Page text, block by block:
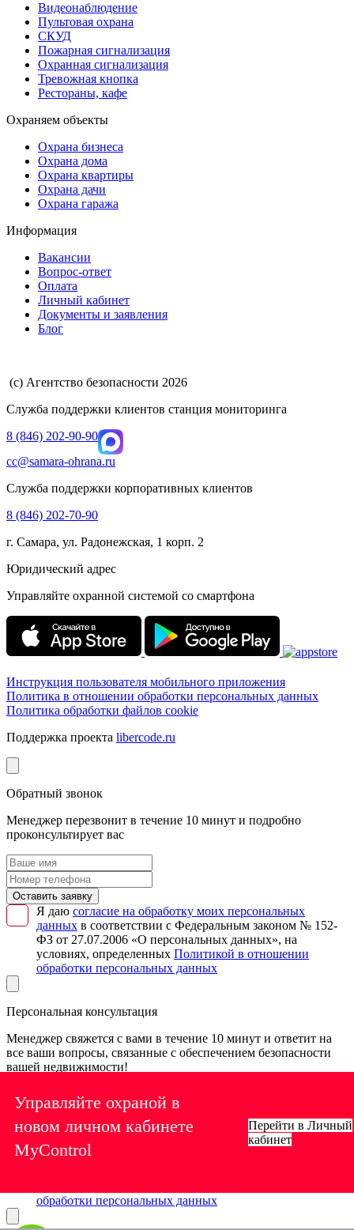
Видеонаблюдение
Пультовая охрана
СКУД
Пожарная сигнализация
Охранная сигнализация
Тревожная кнопка
Рестораны, кафе
Охраняем объекты
Охрана бизнеса
Охрана дома
Охрана квартиры
Охрана дачи
Охрана гаража
Информация
Вакансии
Вопрос-ответ
Оплата
Личный кабинет
Документы и заявления
Блог
(с) Агентство безопасности 2026
Служба поддержки клиентов станция мониторинга
8 (846) 202-90-90
cc@samara-ohrana.ru
Служба поддержки корпоративных клиентов
8 (846) 202-70-90
г. Самара, ул. Радонежская, 1 корп. 2
Юридический адрес
Управляйте охранной системой со смартфона
Инструкция пользователя мобильного приложения
Политика в отношении обработки персональных данных
Политика обработки файлов cookie
Поддержка проекта libercode.ru
Обратный звонок
Менеджер перезвонит в течение 10 минут и подробно
проконсультирует вас
Оставить заявку
Я даю согласие на обработку моих персональных
данных в соответствии с Федеральным законом № 152-
ФЗ от 27.07.2006 «О персональных данных», на
условиях, определенных Политикой в отношении
обработки персональных данных
Персональная консультация
Менеджер свяжется с вами в течение 10 минут и ответит на
все ваши вопросы, связанные с обеспечением безопасности
вашей недвижимости!
Нужна консультация
Я даю
согласие на обработку моих персональных
данныхв соответствии с Федеральным законом № 152-
обработки персональных данных
Управляйте охраной в
новом личном кабинете
MyControl
Перейти в Личный
кабинет